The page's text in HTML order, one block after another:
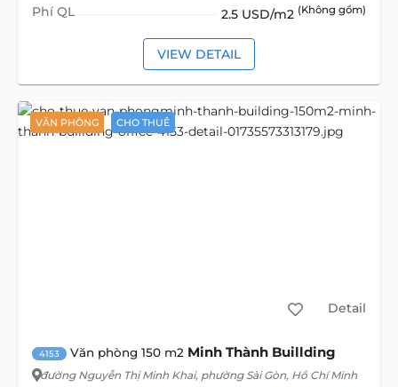
Phí QL 2.5 USD/m2 (Không gồm)
VIEW DETAIL
VĂN PHÒNG CHO THUÊ
Detail
4153 Văn phòng 150 m2 Minh Thành Buillding
đường Nguyễn Thị Minh Khai, phường Sài Gòn, Hồ Chí Minh